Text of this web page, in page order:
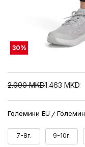
30%
2.090 MKD1.463 MKD
Големини EU
7-8г. 9-10г.